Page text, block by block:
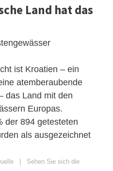
Land hat das
ist Kroatien – ein
atemberaubende
das Land mit den
Europas.
der 894 getesteten
als ausgezeichnet
| Sehen Sie sich die